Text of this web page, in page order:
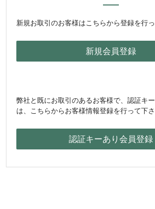
新規お取引のお客様はこちらから登録を行
弊社と既にお取引のあるお客様で、認証キ
は、こちらからお客様情報登録を行って下さ